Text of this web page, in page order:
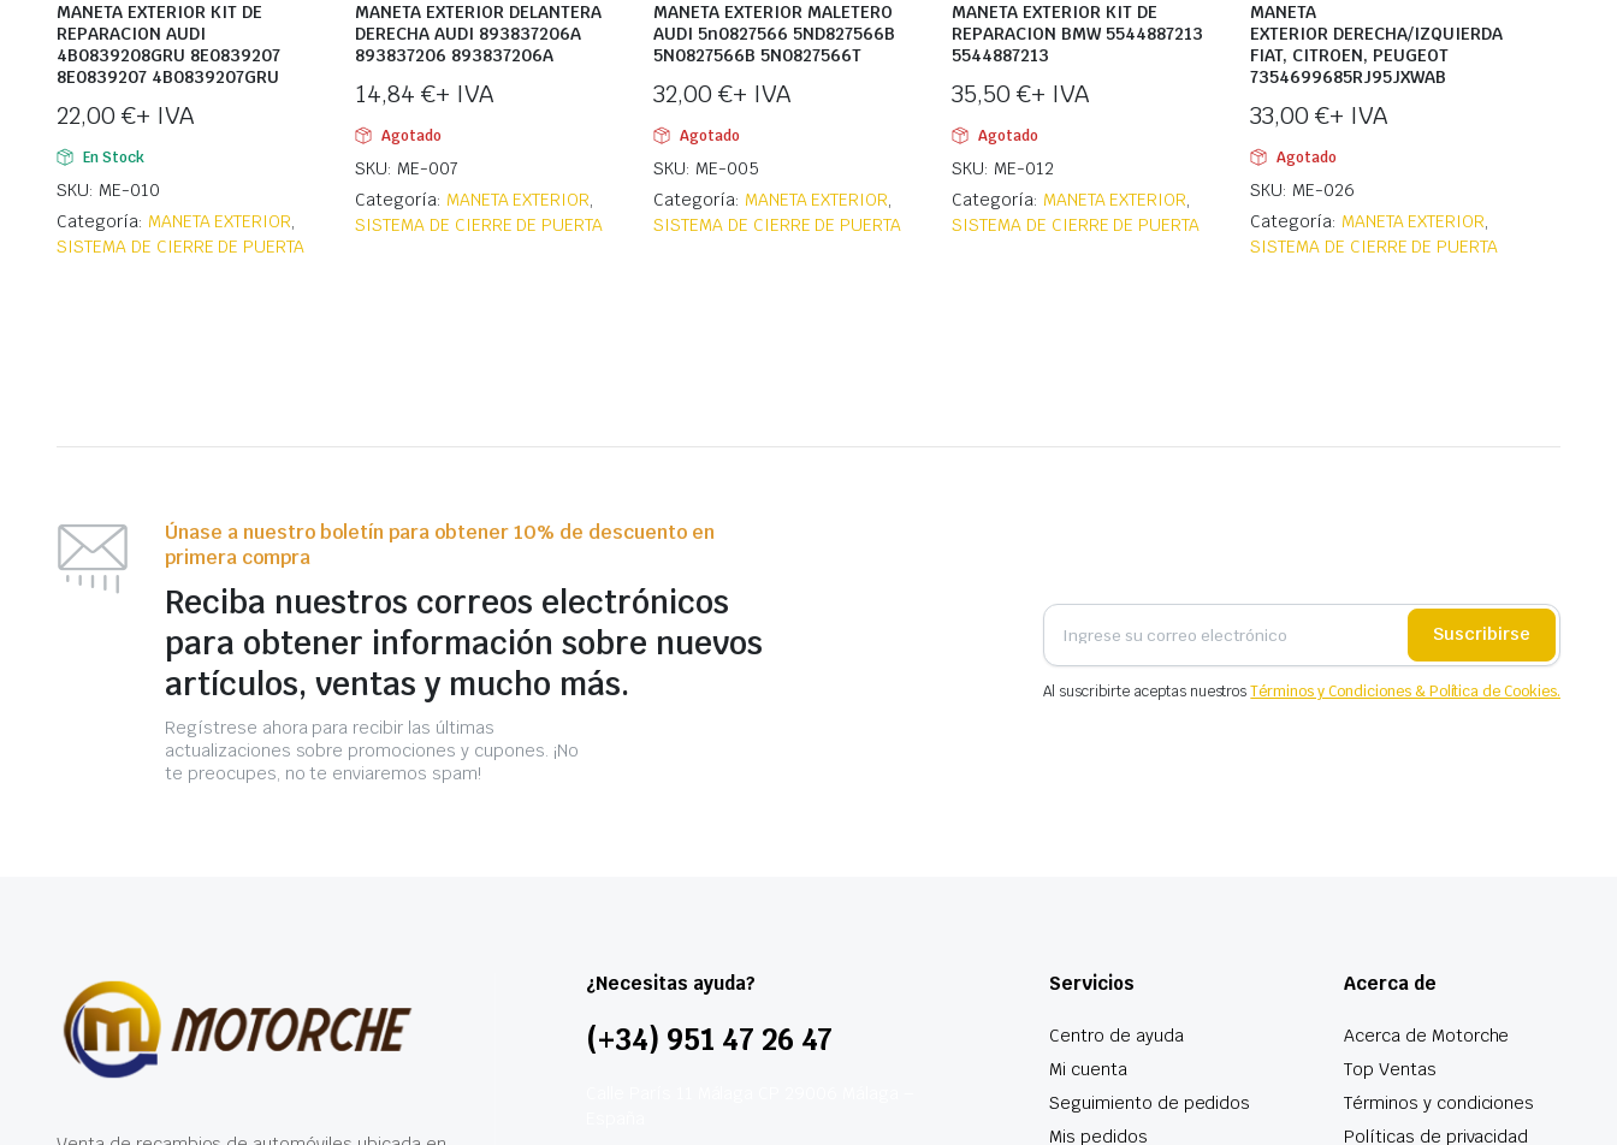
MANETA EXTERIOR KIT DE
REPARACION AUDI
4B0839208GRU 8E0839207
8E0839207 4B0839207GRU
22,00 €+ IVA
En Stock
SKU: ME-010
Categoría: MANETA EXTERIOR,
SISTEMA DE CIERRE DE PUERTA
MANETA EXTERIOR DELANTERA
DERECHA AUDI 893837206A
893837206 893837206A
14,84 €+ IVA
Agotado
SKU: ME-007
Categoría: MANETA EXTERIOR,
SISTEMA DE CIERRE DE PUERTA
MANETA EXTERIOR MALETERO
AUDI 5n0827566 5ND827566B
5N0827566B 5N0827566T
32,00 €+ IVA
Agotado
SKU: ME-005
Categoría: MANETA EXTERIOR,
SISTEMA DE CIERRE DE PUERTA
MANETA EXTERIOR KIT DE
REPARACION BMW 5544887213
5544887213
35,50 €+ IVA
Agotado
SKU: ME-012
Categoría: MANETA EXTERIOR,
SISTEMA DE CIERRE DE PUERTA
MANETA
EXTERIOR DERECHA/IZQUIERDA
FIAT, CITROEN, PEUGEOT
7354699685RJ95JXWAB
33,00 €+ IVA
Agotado
SKU: ME-026
Categoría: MANETA EXTERIOR,
SISTEMA DE CIERRE DE PUERTA
Únase a nuestro boletín para obtener 10% de descuento en
primera compra
Reciba nuestros correos electrónicos
para obtener información sobre nuevos
artículos, ventas y mucho más.
Regístrese ahora para recibir las últimas
actualizaciones sobre promociones y cupones. ¡No
te preocupes, no te enviaremos spam!
Suscribirse
Al suscribirte aceptas nuestrosTérminos y Condiciones & Política de Cookies.
¿Necesitas ayuda?
(+34) 951 47 26 47
Servicios
Centro de ayuda
Mi cuenta
Seguimiento de pedidos
Mis pedidos
Acerca de
Acerca de Motorche
Top Ventas
Términos y condiciones
Políticas de privacidad